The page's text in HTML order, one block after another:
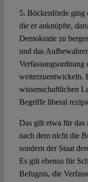
5. Böckenförde ging
die er anknüpfte,
Demokratie zu
und das
Verfassungsordnung
weiterzuentwickeln.
wissenschaftlichen
Begriffe liberal
Das gilt etwa für das
nach dem nicht die
sondern der Staat
Es gilt ebenso für
Befugnis, die